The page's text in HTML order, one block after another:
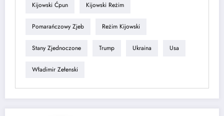
Kijowski Ćpun Kijowski Reżim
Pomarańczowy Zjeb Reżim Kijowski
Stany Zjednoczone Trump Ukraina Usa
Władimir Zełenski